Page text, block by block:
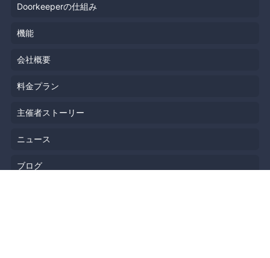
Doorkeeperの仕組み
機能
会社概要
料金プラン
主催者ストーリー
ニュース
ブログ